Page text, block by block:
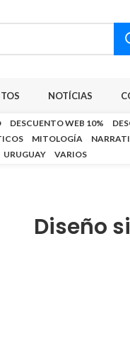
NOTÍCIAS
DESCUENTO WEB 10%
MITOLOGÍA
URUGUAY VARIOS
Diseño